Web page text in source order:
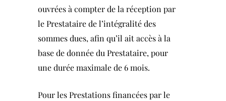
ouvrées à compter de la réception par
le Prestataire de l’intégralité des
sommes dues, afin qu’il ait accès à la
base de donnée du Prestataire, pour
une durée maximale de 6 mois.
Pour les Prestations financées par le